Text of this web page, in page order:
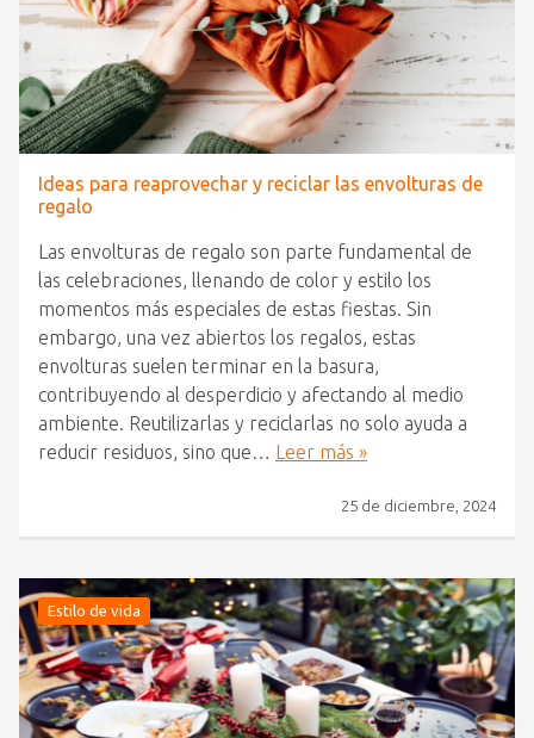
Ideas para reaprovechar y reciclar las envolturas de
regalo
Las envolturas de regalo son parte fundamental de
las celebraciones, llenando de color y estilo los
momentos más especiales de estas fiestas. Sin
embargo, una vez abiertos los regalos, estas
envolturas suelen terminar en la basura,
contribuyendo al desperdicio y afectando al medio
ambiente. Reutilizarlas y reciclarlas no solo ayuda a
reducir residuos, sino que… Leer más »
25 de diciembre, 2024
Estilo de vida